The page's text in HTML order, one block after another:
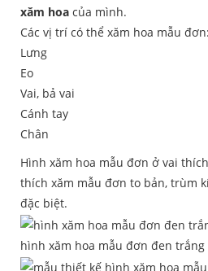
xăm hoa của mình.
Các vị trí có thể xăm hoa mẫu đơn:
Lưng
Eo
Vai, bả vai
Cánh tay
Chân
Hình xăm hoa mẫu đơn ở vai
thích xăm mẫu đơn to bản, trùm
đặc biệt.
hình xăm hoa mẫu đơn đen trắng